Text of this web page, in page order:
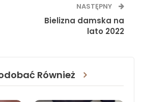
NASTĘPNY
Bielizna damska na
lato 2022
Również